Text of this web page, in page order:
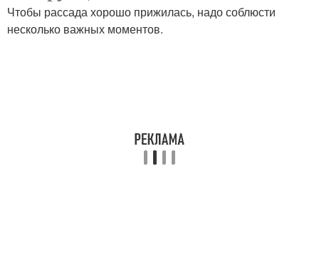
Чтобы рассада хорошо прижилась, надо соблюсти
несколько важных моментов.